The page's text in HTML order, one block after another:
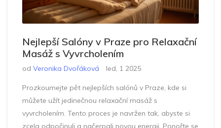
Nejlepší Salóny v Praze pro Relaxační
Masáž s Vyvrcholením
od Veronika Dvořáková led, 1 2025
Prozkoumejte pět nejlepších salónů v Praze, kde si
můžete užít jedinečnou relaxační masáž s
vyvrcholením. Tento proces je navržen tak, abyste si
zcela odpočinuli a načerpali novou energii. Ponořte se